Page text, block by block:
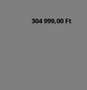
304 999,00 Ft